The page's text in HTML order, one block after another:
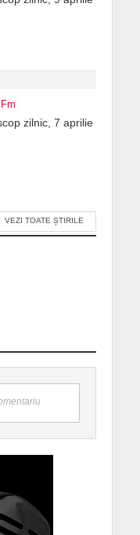
zilnic, 7 aprilie
VEZI TOATE ȘTIRILE